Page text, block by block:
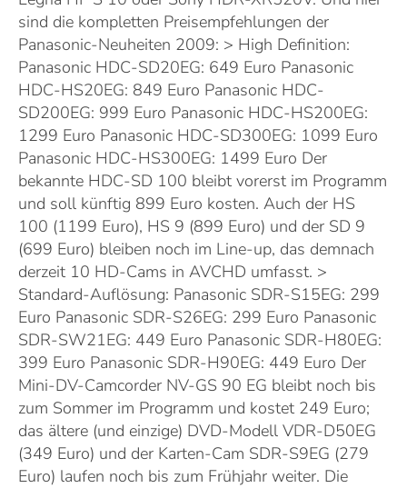
sind die kompletten Preisempfehlungen der
Panasonic-Neuheiten 2009: > High Definition:
Panasonic HDC-SD20EG: 649 Euro Panasonic
HDC-HS20EG: 849 Euro Panasonic HDC-
SD200EG: 999 Euro Panasonic HDC-HS200EG:
1299 Euro Panasonic HDC-SD300EG: 1099 Euro
Panasonic HDC-HS300EG: 1499 Euro Der
bekannte HDC-SD 100 bleibt vorerst im Programm
und soll künftig 899 Euro kosten. Auch der HS
100 (1199 Euro), HS 9 (899 Euro) und der SD 9
(699 Euro) bleiben noch im Line-up, das demnach
derzeit 10 HD-Cams in AVCHD umfasst. >
Standard-Auflösung: Panasonic SDR-S15EG: 299
Euro Panasonic SDR-S26EG: 299 Euro Panasonic
SDR-SW21EG: 449 Euro Panasonic SDR-H80EG:
399 Euro Panasonic SDR-H90EG: 449 Euro Der
Mini-DV-Camcorder NV-GS 90 EG bleibt noch bis
zum Sommer im Programm und kostet 249 Euro;
das ältere (und einzige) DVD-Modell VDR-D50EG
(349 Euro) und der Karten-Cam SDR-S9EG (279
Euro) laufen noch bis zum Frühjahr weiter. Die